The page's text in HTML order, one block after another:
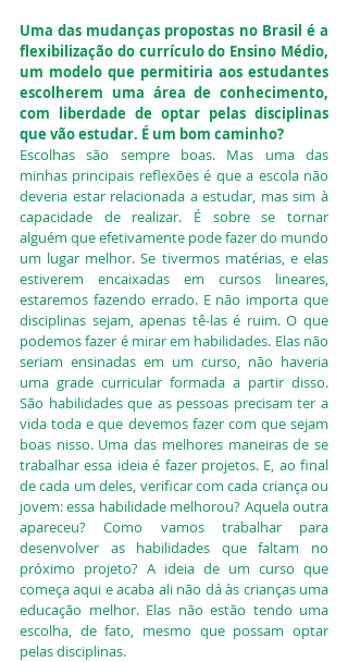
Uma das mudanças propostas no Brasil é a
flexibilização do currículo do Ensino Médio,
um modelo que permitiria aos estudantes
escolherem uma área de conhecimento,
com liberdade de optar pelas disciplinas
que vão estudar. É um bom caminho?
Escolhas são sempre boas. Mas uma das
minhas principais reflexões é que a escola não
deveria estar relacionada a estudar, mas sim à
capacidade de realizar. É sobre se tornar
alguém que efetivamente pode fazer do mundo
um lugar melhor. Se tivermos matérias, e elas
estiverem encaixadas em cursos lineares,
estaremos fazendo errado. E não importa que
disciplinas sejam, apenas tê-las é ruim. O que
podemos fazer é mirar em habilidades. Elas não
seriam ensinadas em um curso, não haveria
uma grade curricular formada a partir disso.
São habilidades que as pessoas precisam ter a
vida toda e que devemos fazer com que sejam
boas nisso. Uma das melhores maneiras de se
trabalhar essa ideia é fazer projetos. E, ao final
de cada um deles, verificar com cada criança ou
jovem: essa habilidade melhorou? Aquela outra
apareceu? Como vamos trabalhar para
desenvolver as habilidades que faltam no
próximo projeto? A ideia de um curso que
começa aqui e acaba ali não dá às crianças uma
educação melhor. Elas não estão tendo uma
escolha, de fato, mesmo que possam optar
pelas disciplinas.